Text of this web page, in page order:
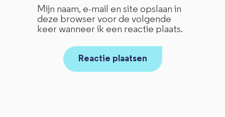
Mijn naam, e-mail en site opslaan in
deze browser voor de volgende
keer wanneer ik een reactie plaats.